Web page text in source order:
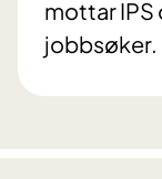
mottar IPS
jobbsøker.